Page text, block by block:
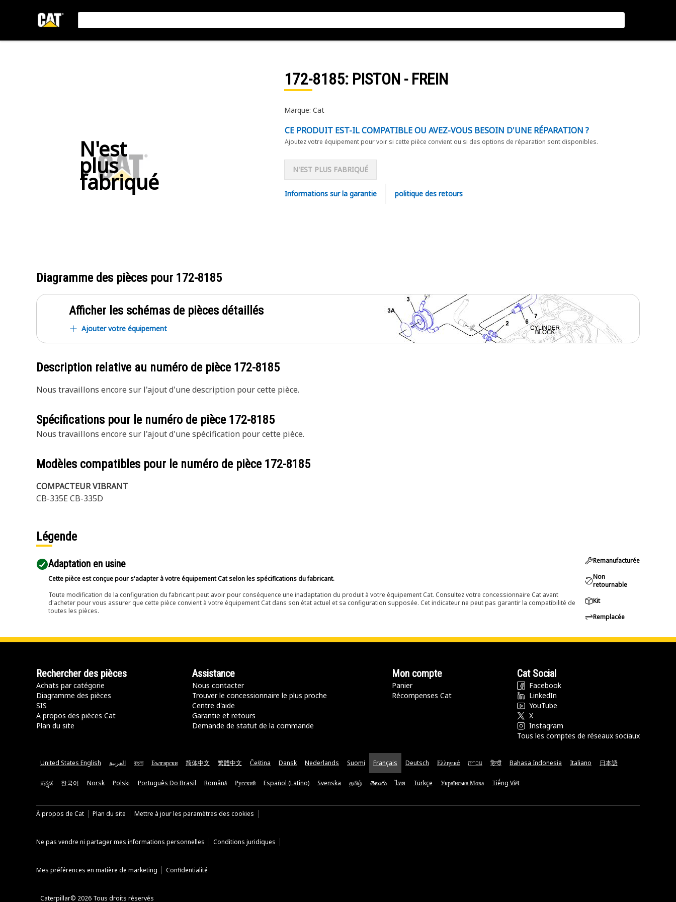
N'est
plus
fabriqué
172-8185: PISTON - FREIN
Marque: Cat
CE PRODUIT EST-IL COMPATIBLE OU AVEZ-VOUS BESOIN D'UNE RÉPARATION ?
Ajoutez votre équipement pour voir si cette pièce convient ou si des options de réparation sont disponibles.
N'EST PLUS FABRIQUÉ
Informations sur la garantie politique des retours
Diagramme des pièces pour 172-8185
Afficher les schémas de pièces détaillés
Ajouter votre équipement
Description relative au numéro de pièce 172-8185
Nous travaillons encore sur l'ajout d'une description pour cette pièce.
Spécifications pour le numéro de pièce 172-8185
Nous travaillons encore sur l'ajout d'une spécification pour cette pièce.
Modèles compatibles pour le numéro de pièce 172-8185
COMPACTEUR VIBRANT
CB-335E CB-335D
Légende
Adaptation en usine
Cette pièce est conçue pour s'adapter à votre équipement Cat selon les spécifications du fabricant.
Toute modification de la configuration du fabricant peut avoir pour conséquence une inadaptation du produit à votre équipement Cat. Consultez votre concessionnaire Cat avant
d'acheter pour vous assurer que cette pièce convient à votre équipement Cat dans son état actuel et sa configuration supposée. Cet indicateur ne peut pas garantir la compatibilité de
toutes les pièces.
Remanufacturée
Non
retournable
Kit
Remplacée
Rechercher des pièces
Achats par catégorie
Diagramme des pièces
SIS
A propos des pièces Cat
Plan du site
Assistance
Nous contacter
Trouver le concessionnaire le plus proche
Centre d'aide
Garantie et retours
Demande de statut de la commande
Mon compte
Panier
Récompenses Cat
Cat Social
Facebook
LinkedIn
YouTube
X
Instagram
Tous les comptes de réseaux sociaux
United States English العربية বাংলা Български 简体中文 繁體中文 Čeština Dansk Nederlands Suomi Français Deutsch Ελληνικά עברית हिन्दी Bahasa Indonesia Italiano 日本語
ಕನ್ನಡ 한국어 Norsk Polski Português Do Brasil Română Русский Español (Latino) Svenska தமிழ் తెలుగు ไทย Türkçe Українська Мова Tiếng Việt
À propos de Cat Plan du site Mettre à jour les paramètres des cookies
Ne pas vendre ni partager mes informations personnelles Conditions juridiques
Mes préférences en matière de marketing Confidentialité
Caterpillar© 2026 Tous droits réservés